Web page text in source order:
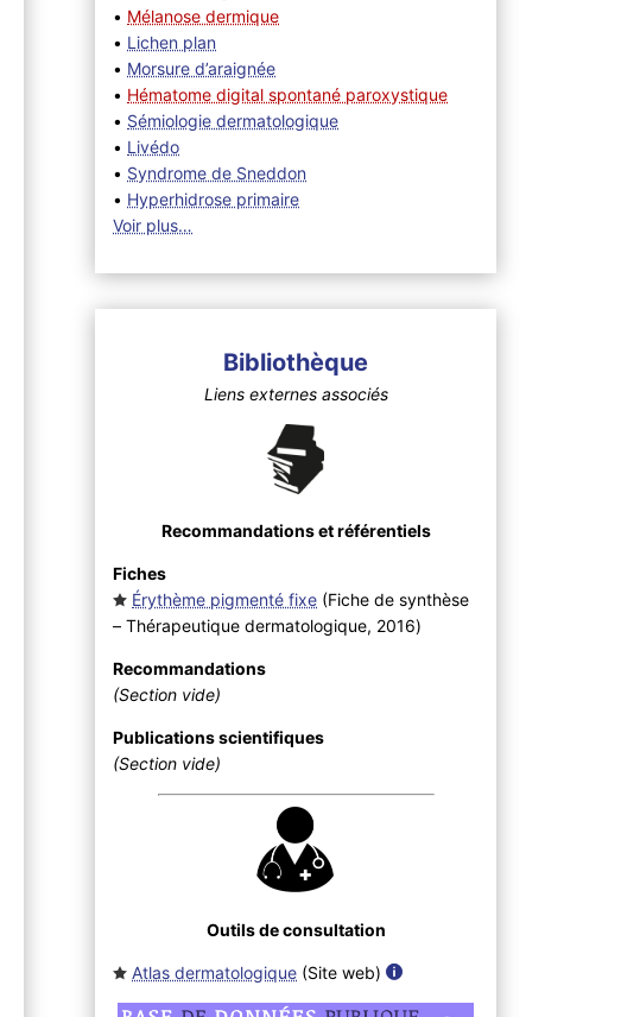
• Mélanose dermique
• Lichen plan
• Morsure d’araignée
• Hématome digital spontané paroxystique
• Sémiologie dermatologique
• Livédo
• Syndrome de Sneddon
• Hyperhidrose primaire
Voir plus…
Bibliothèque
Liens externes associés
Recommandations et référentiels
Fiches
Érythème pigmenté fixe (Fiche de synthèse
– Thérapeutique dermatologique, 2016)
Recommandations
(Section vide)
Publications scientifiques
(Section vide)
Outils de consultation
Atlas dermatologique (Site web)